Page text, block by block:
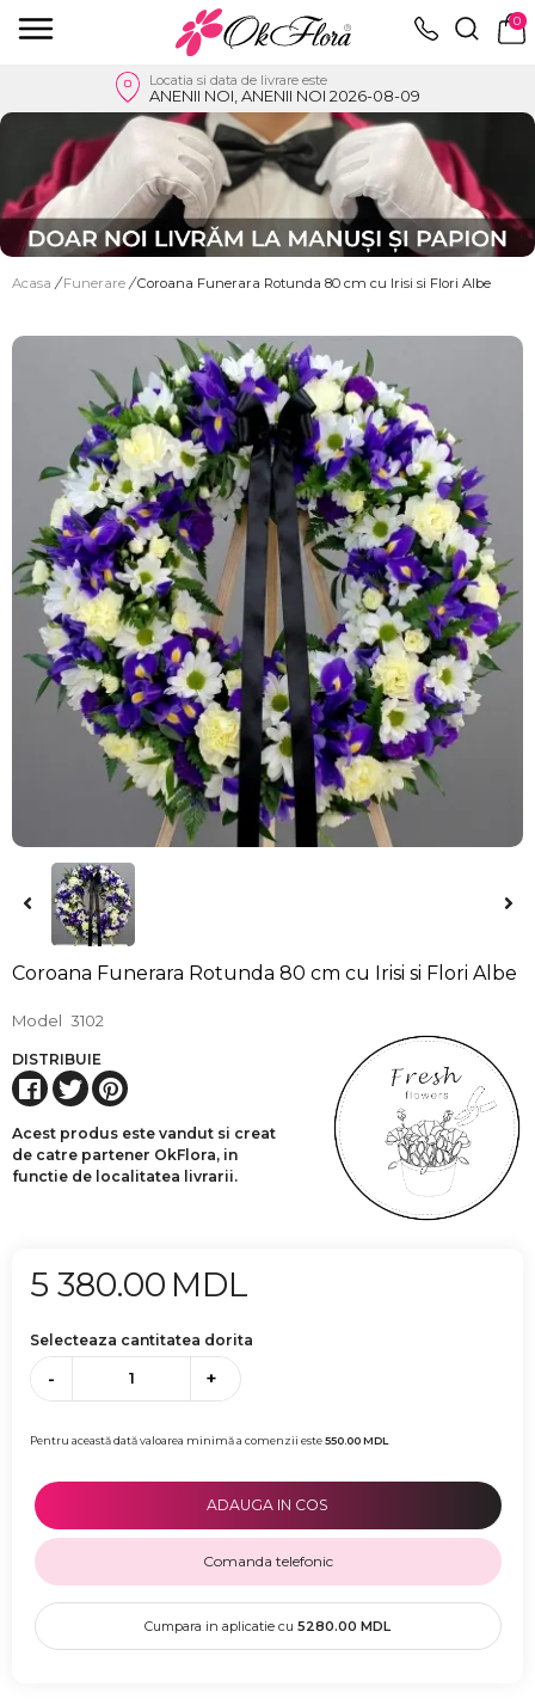
0
Locatia si data de livrare este
ANENII NOI, ANENII NOI 2026-08-09
Acasa / Funerare / Coroana Funerara Rotunda 80 cm cu Irisi si Flori Albe
Coroana Funerara Rotunda 80 cm cu Irisi si Flori Albe
Model 3102
DISTRIBUIE
Acest produs este vandut si creat
de catre partener OkFlora, in
functie de localitatea livrarii.
5 380.00 MDL
Selecteaza cantitatea dorita
- +
Pentru această dată valoarea minimă a comenzii este550.00MDL
ADAUGA IN COS
Comanda telefonic
Cumpara in aplicatie cu 5280.00 MDL